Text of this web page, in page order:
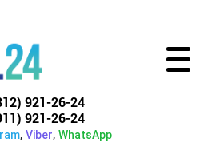
921-26-24
921-26-24
, Viber, WhatsApp